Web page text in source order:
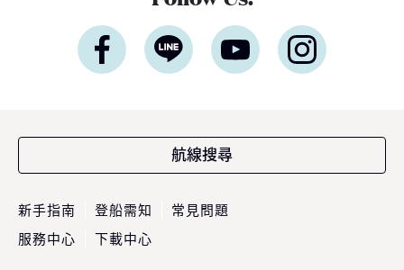
航線搜尋
新手指南 登船需知
常見問題
服務中心
下載中心